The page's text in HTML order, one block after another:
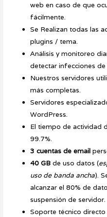
web en caso de que
fácilmente.
Se Realizan todas las
plugins / tema.
Análisis y monitoreo
detectar infecciones de
Nuestros servidores
más completas.
Servidores
WordPress.
El tiempo de actividad
99.7%.
3 cuentas de email
40 GB de uso datos (
uso de banda ancha).
alcanzar el 80% de
suspensión de servidor.
Soporte técnico